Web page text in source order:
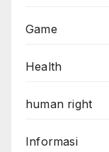
Game
Health
human right
Informasi